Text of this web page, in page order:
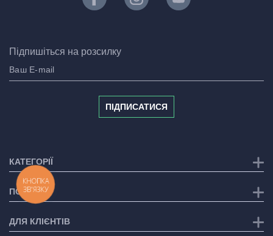
Підпишіться на розсилку
ПІДПИСАТИСЯ
КАТЕГОРІЇ
ПОСЛУГИ
ДЛЯ КЛІЄНТІВ
КНОПКА
ЗВ'ЯЗКУ